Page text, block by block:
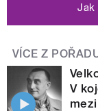
Jak
VÍCE Z
V